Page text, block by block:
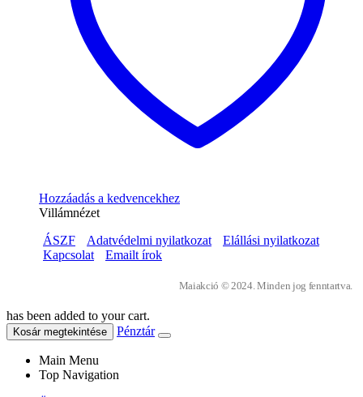
Hozzáadás a kedvencekhez
Villámnézet
ÁSZF
Adatvédelmi nyilatkozat
Elállási nyilatkozat
Kapcsolat
Emailt írok
Maiakció © 2024. Minden jog fenntartva.
has been added to your cart.
Kosár megtekintése Pénztár
Main Menu
Top Navigation